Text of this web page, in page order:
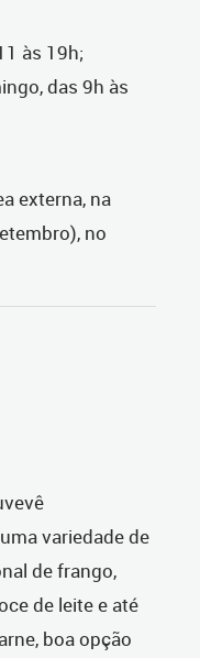
às 19h;
das 9h às
externa, na
no
variedade de
de frango,
de leite e até
boa opção